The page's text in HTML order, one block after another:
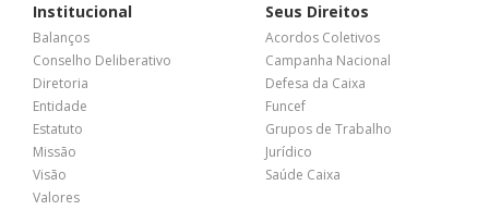
Institucional
Balanços
Conselho Deliberativo
Diretoria
Entidade
Estatuto
Missão
Visão
Valores
Seus Direitos
Acordos Coletivos
Campanha Nacional
Defesa da Caixa
Funcef
Grupos de Trabalho
Jurídico
Saúde Caixa